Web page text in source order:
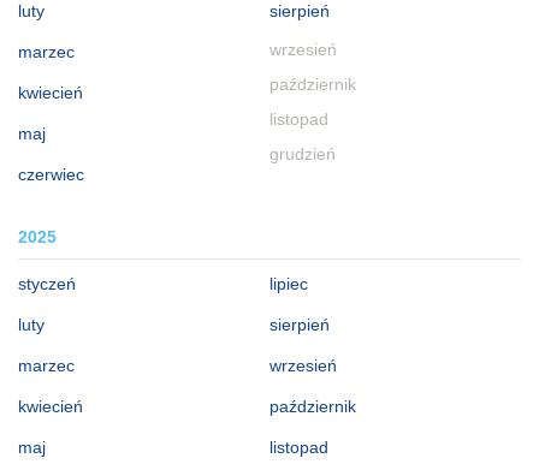
luty
marzec
kwiecień
maj
czerwiec
sierpień
wrzesień
październik
listopad
grudzień
2025
styczeń
luty
marzec
kwiecień
maj
lipiec
sierpień
wrzesień
październik
listopad